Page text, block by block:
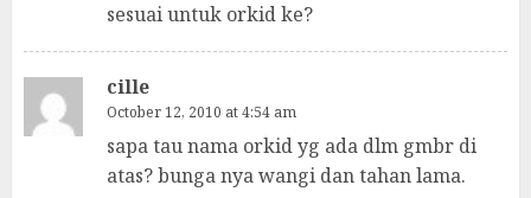
sesuai untuk orkid ke?
cille
October 12, 2010 at 4:54 am
sapa tau nama orkid yg ada dlm gmbr di
atas? bunga nya wangi dan tahan lama.